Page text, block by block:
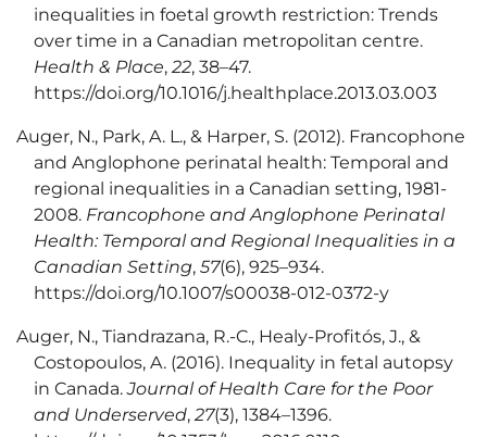
inequalities in foetal growth restriction: Trends
over time in a Canadian metropolitan centre.
Health & Place,22, 38–47.
https://doi.org/10.1016/j.healthplace.2013.03.003
Auger, N., Park, A. L., & Harper, S. (2012). Francophone
and Anglophone perinatal health: Temporal and
regional inequalities in a Canadian setting, 1981-
2008. Francophone and Anglophone Perinatal
Health: Temporal and Regional Inequalities in a
Canadian Setting, 57(6), 925–934.
https://doi.org/10.1007/s00038-012-0372-y
Auger, N., Tiandrazana, R.-C., Healy-Profitós, J., &
Costopoulos, A. (2016). Inequality in fetal autopsy
in Canada.Journal of Health Care for the Poor
and Underserved,27(3), 1384–1396.